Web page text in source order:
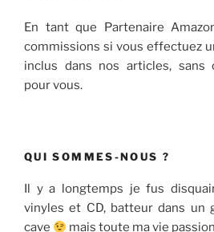
En tant que Partenaire
commissions si vous effectuez
inclus dans nos articles, sans
pour vous.
QUI SOMMES-NOUS ?
Il y a longtemps je fus
vinyles et CD, batteur dans un
cave
mais toute ma vie